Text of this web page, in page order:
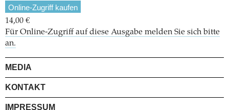
Online-Zugriff kaufen
14,00 €
Für Online-Zugriff auf diese Ausgabe melden Sie sich bitte
an.
MEDIA
KONTAKT
IMPRESSUM